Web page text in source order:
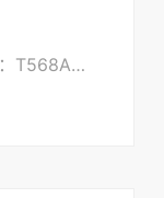
雙絞線端接有兩（liǎng）種標準：T568A和T568B